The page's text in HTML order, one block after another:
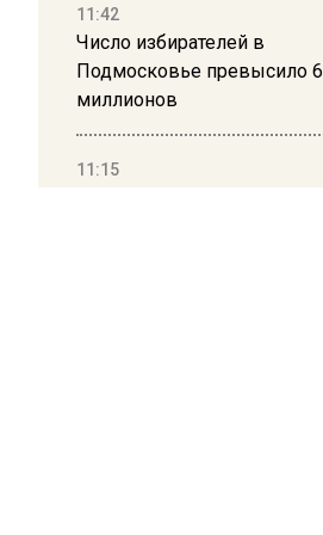
11:42
Число избирателей в
Подмосковье превысило 6
миллионов
11:15